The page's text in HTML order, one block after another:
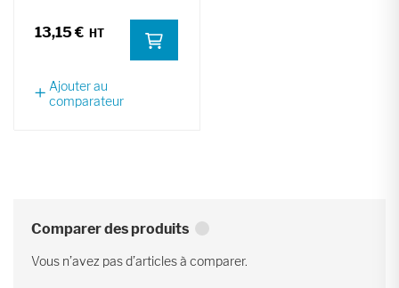
13,15 €
Ajouter au
comparateur
Comparer des produits
Vous n’avez pas d’articles à comparer.